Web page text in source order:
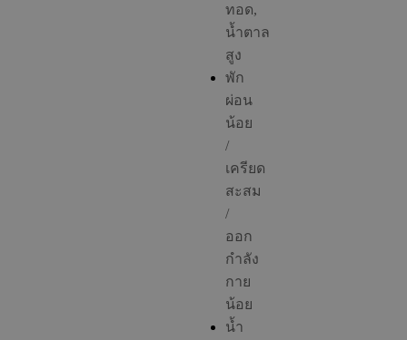
ทอด,
น้ำตาล
สูง
พัก
ผ่อน
น้อย
/
เครียด
สะสม
/
ออก
กำลัง
กาย
น้อย
น้ำ